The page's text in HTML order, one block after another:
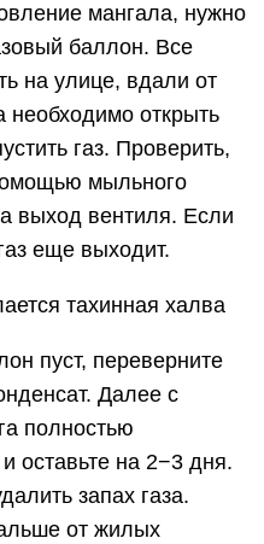
мангала, нужно
баллон. Все
на улице, вдали от
необходимо открыть
газ. Проверить,
мыльного
выход вентиля. Если
еще выходит.
тахинная халва
пуст, переверните
Далее с
полностью
оставьте на 2−3 дня.
запах газа.
от жилых